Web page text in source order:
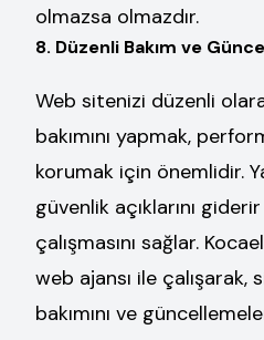
olmazsa olmazdır.
8. Düzenli Bakım ve
Web sitenizi düzenli
bakımını yapmak,
korumak için önemlidir.
güvenlik açıklarını
çalışmasını sağlar.
web ajansı ile çalışarak,
bakımını ve